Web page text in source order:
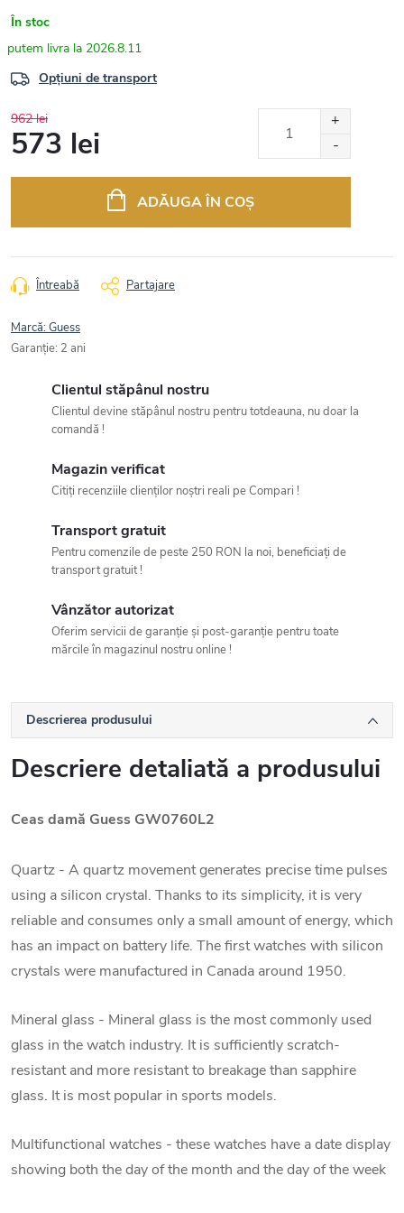
În stoc
2026.8.11
Opțiuni de transport
962 lei
573 lei
ADĂUGA ÎN COŞ
Întreabă Partajare
Marcă:Guess
Garanţie: 2 ani
Clientul stăpânul nostru
Clientul devine stăpânul nostru pentru totdeauna, nu doar la
comandă !
Magazin verificat
Citiți recenziile clienților noștri reali pe Compari !
Transport gratuit
Pentru comenzile de peste 250 RON la noi, beneficiați de
transport gratuit !
Vânzător autorizat
Oferim servicii de garanție și post-garanție pentru toate
mărcile în magazinul nostru online !
Descrierea produsului
Descriere detaliată a produsului
Ceas damă Guess GW0760L2
Quartz - A quartz movement generates precise time pulses
using a silicon crystal. Thanks to its simplicity, it is very
reliable and consumes only a small amount of energy, which
has an impact on battery life. The first watches with silicon
crystals were manufactured in Canada around 1950.
Mineral glass - Mineral glass is the most commonly used
glass in the watch industry. It is sufficiently scratch-
resistant and more resistant to breakage than sapphire
glass. It is most popular in sports models.
Multifunctional watches - these watches have a date display
showing both the day of the month and the day of the week